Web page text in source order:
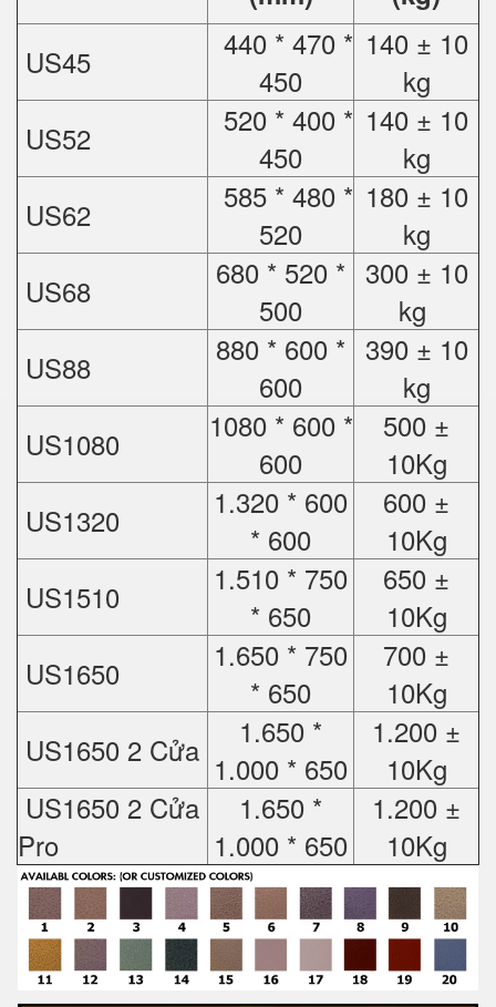
US45
440 * 470 *
450
140 ± 10
kg
US52
520 * 400 *
450
140 ± 10
kg
US62
585 * 480 *
520
180 ± 10
kg
US68
680 * 520 *
500
300 ± 10
kg
US88
880 * 600 *
600
390 ± 10
kg
US1080
1080 * 600 *
600
500 ±
10Kg
US1320
1.320 * 600
* 600
600 ±
10Kg
US1510
1.510 * 750
* 650
650 ±
10Kg
US1650
1.650 * 750
* 650
700 ±
10Kg
US1650 2 Cửa
1.650 *
1.000 * 650
1.200 ±
10Kg
US1650 2 Cửa
Pro
1.650 *
1.000 * 650
1.200 ±
10Kg